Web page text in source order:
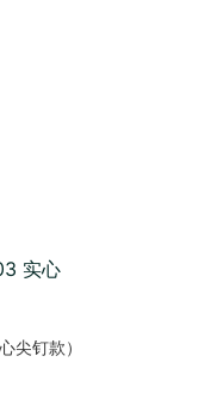
尖钉款）